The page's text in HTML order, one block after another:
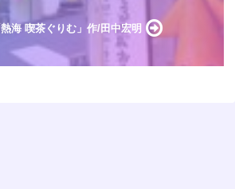
海 喫茶ぐりむ」作/田中宏明